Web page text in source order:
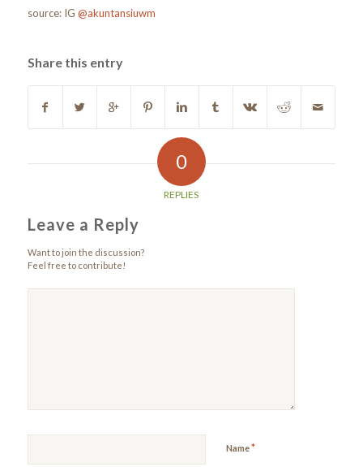
source: IG @akuntansiuwm
Share this entry
0
REPLIES
Leave a Reply
Want to join the discussion?
Feel free to contribute!
Name*